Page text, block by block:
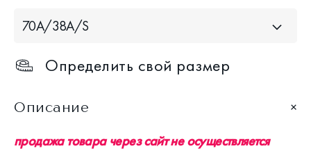
70A/38A/S
Определить свой размер
Описание
продажа товара через сайт не осуществляется